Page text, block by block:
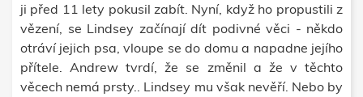
ji před 11 lety pokusil zabít. Nyní, když ho propustili z
vězení, se Lindsey začínají dít podivné věci - někdo
otráví jejich psa, vloupe se do domu a napadne jejího
přítele. Andrew tvrdí, že se změnil a že v těchto
věcech nemá prsty.. Lindsey mu však nevěří. Nebo by